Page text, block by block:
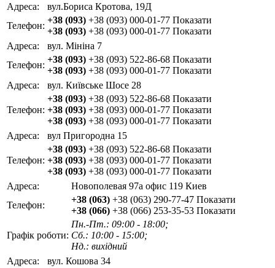
Адреса:
вул.Бориса Кротова, 19Д
Телефон:
+38 (093) +38 (093) 000-01-77 Показати
+38 (093) +38 (093) 000-01-77 Показати
Адреса:
вул. Мініна 7
Телефон:
+38 (093) +38 (093) 522-86-68 Показати
+38 (093) +38 (093) 000-01-77 Показати
Адреса:
вул. Київське Шосе 28
Телефон:
+38 (093) +38 (093) 522-86-68 Показати
+38 (093) +38 (093) 000-01-77 Показати
+38 (093) +38 (093) 000-01-77 Показати
Адреса:
вул Пригородна 15
Телефон:
+38 (093) +38 (093) 522-86-68 Показати
+38 (093) +38 (093) 000-01-77 Показати
+38 (093) +38 (093) 000-01-77 Показати
Адреса:
Новополевая 97а офис 119 Киев
Телефон:
+38 (063) +38 (063) 290-77-47 Показати
+38 (066) +38 (066) 253-35-53 Показати
Графік роботи:
Пн.-Пт.: 09:00 - 18:00;
Сб.: 10:00 - 15:00;
Нд.: вихідний
Адреса:
вул. Кошова 34